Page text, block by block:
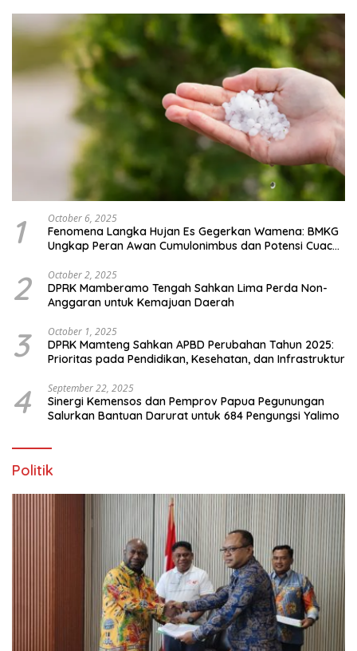
1 October 6, 2025
Fenomena Langka Hujan Es Gegerkan Wamena: BMKG
Ungkap Peran Awan Cumulonimbus dan Potensi Cuaca
2 October 2, 2025
DPRK Mamberamo Tengah Sahkan Lima Perda Non-
Anggaran untuk Kemajuan Daerah
3 October 1, 2025
DPRK Mamteng Sahkan APBD Perubahan Tahun 2025:
Prioritas pada Pendidikan, Kesehatan, dan Infrastruktur
4 September 22, 2025
Sinergi Kemensos dan Pemprov Papua Pegunungan
Salurkan Bantuan Darurat untuk 684 Pengungsi Yalimo
Politik